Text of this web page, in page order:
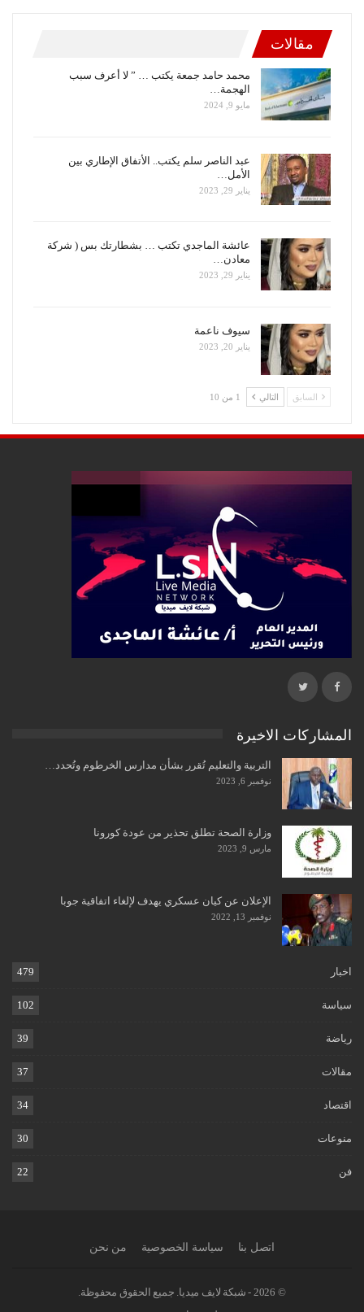
مقالات
محمد حامد جمعة يكتب … ” لا أعرف سبب
الهجمة…
مايو 9, 2024
عبد الناصر سلم يكتب.. الأتفاق الإطاري بين
الأمل…
يناير 29, 2023
عائشة الماجدي تكتب … بشطارتك بس ( شركة
معادن…
يناير 29, 2023
سيوف ناعمة
يناير 20, 2023
السابق التالي 1 من 10
المشاركات الاخيرة
التربية والتعليم تُقرر بشأن مدارس الخرطوم وتُحدد…
نوفمبر 6, 2023
وزارة الصحة تطلق تحذير من عودة كورونا
مارس 9, 2023
الإعلان عن كيان عسكري يهدف لإلغاء اتفاقية جوبا
نوفمبر 13, 2022
اخبار 479
سياسة 102
رياضة 39
مقالات 37
اقتصاد 34
منوعات 30
فن 22
اتصل بنا سياسة الخصوصية من نحن
© 2026 - شبكة لايف ميديا. جميع الحقوق محفوظة.